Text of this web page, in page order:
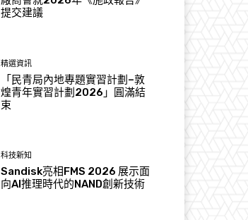
提交建議
精選資訊
「民青局內地專題實習計劃–敦
煌青年實習計劃2026」圓滿結
束
科技新知
Sandisk亮相FMS 2026 展示面
向AI推理時代的NAND創新技術